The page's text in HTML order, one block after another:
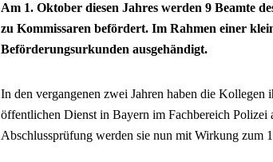
Am 1. Oktober diesen Jahres werden 9 Beamte
zu Kommissaren befördert. Im Rahmen einer
Beförderungsurkunden ausgehändigt.
In den vergangenen zwei Jahren haben die Kollegen
öffentlichen Dienst in Bayern im Fachbereich Polizei
Abschlussprüfung werden sie nun mit Wirkung zum